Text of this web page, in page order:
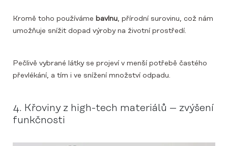
Kromě toho používáme bavlnu, přírodní surovinu, což nám
umožňuje snížit dopad výroby na životní prostředí.
Pečlivě vybrané látky se projeví v menší potřebě častého
převlékání, a tím i ve snížení množství odpadu.
4. Křoviny z high-tech materiálů – zvýšení
funkčnosti